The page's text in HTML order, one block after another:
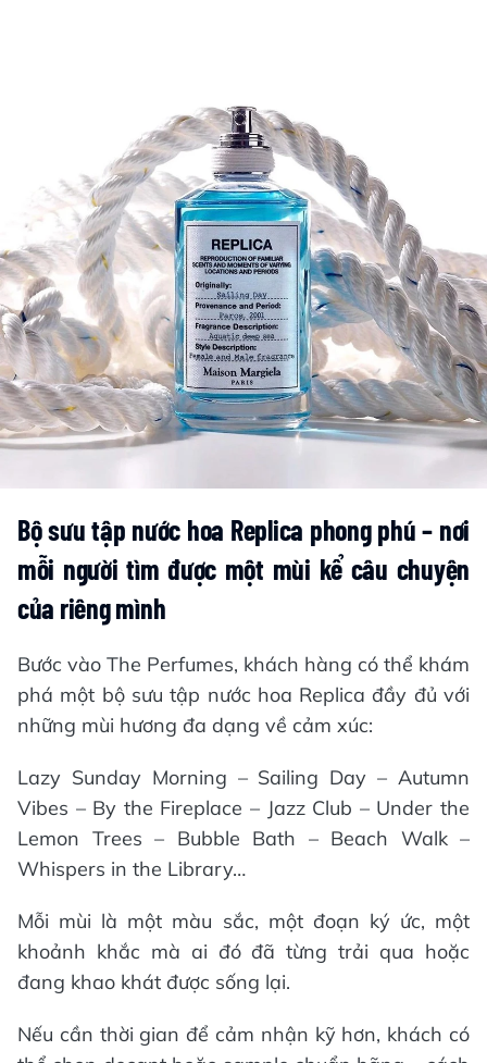
Bộ sưu tập nước hoa Replica phong phú – nơi
mỗi người tìm được một mùi kể câu chuyện
của riêng mình
Bước vào The Perfumes, khách hàng có thể khám
phá một bộ sưu tập nước hoa Replica đầy đủ với
những mùi hương đa dạng về cảm xúc:
Lazy Sunday Morning – Sailing Day – Autumn
Vibes – By the Fireplace – Jazz Club – Under the
Lemon Trees – Bubble Bath – Beach Walk –
Whispers in the Library…
Mỗi mùi là một màu sắc, một đoạn ký ức, một
khoảnh khắc mà ai đó đã từng trải qua hoặc
đang khao khát được sống lại.
Nếu cần thời gian để cảm nhận kỹ hơn, khách có